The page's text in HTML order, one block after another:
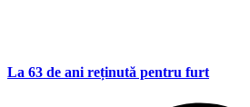
La 63 de ani reținută pentru furt